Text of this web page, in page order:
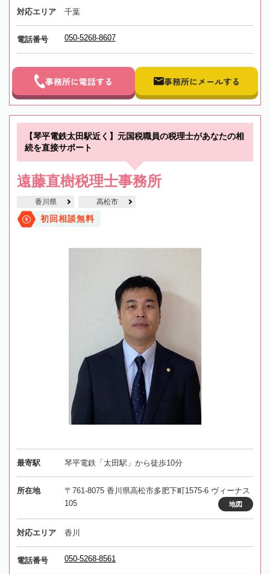
対応エリア 千葉
電話番号 050-5268-8607
事務所に電話する 事務所にメールする
【琴平電鉄太田駅近く】元国税職員の税理士があなたの相
続を直接サポート
遠藤直樹税理士事務所
香川県 高松市
初回相談無料
最寄駅 琴平電鉄「太田駅」から徒歩10分
所在地
〒761-8075 香川県高松市多肥下町1575-6 ヴィーナス
105
地図
対応エリア 香川
電話番号 050-5268-8561